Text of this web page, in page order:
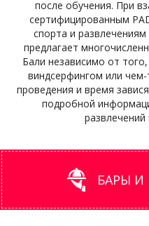
после обучения. При
сертифицированным
спорта и
предлагает
Бали независимо от
виндсерфингом или
проведения и время
подробной
развлечений
БАРЫ И